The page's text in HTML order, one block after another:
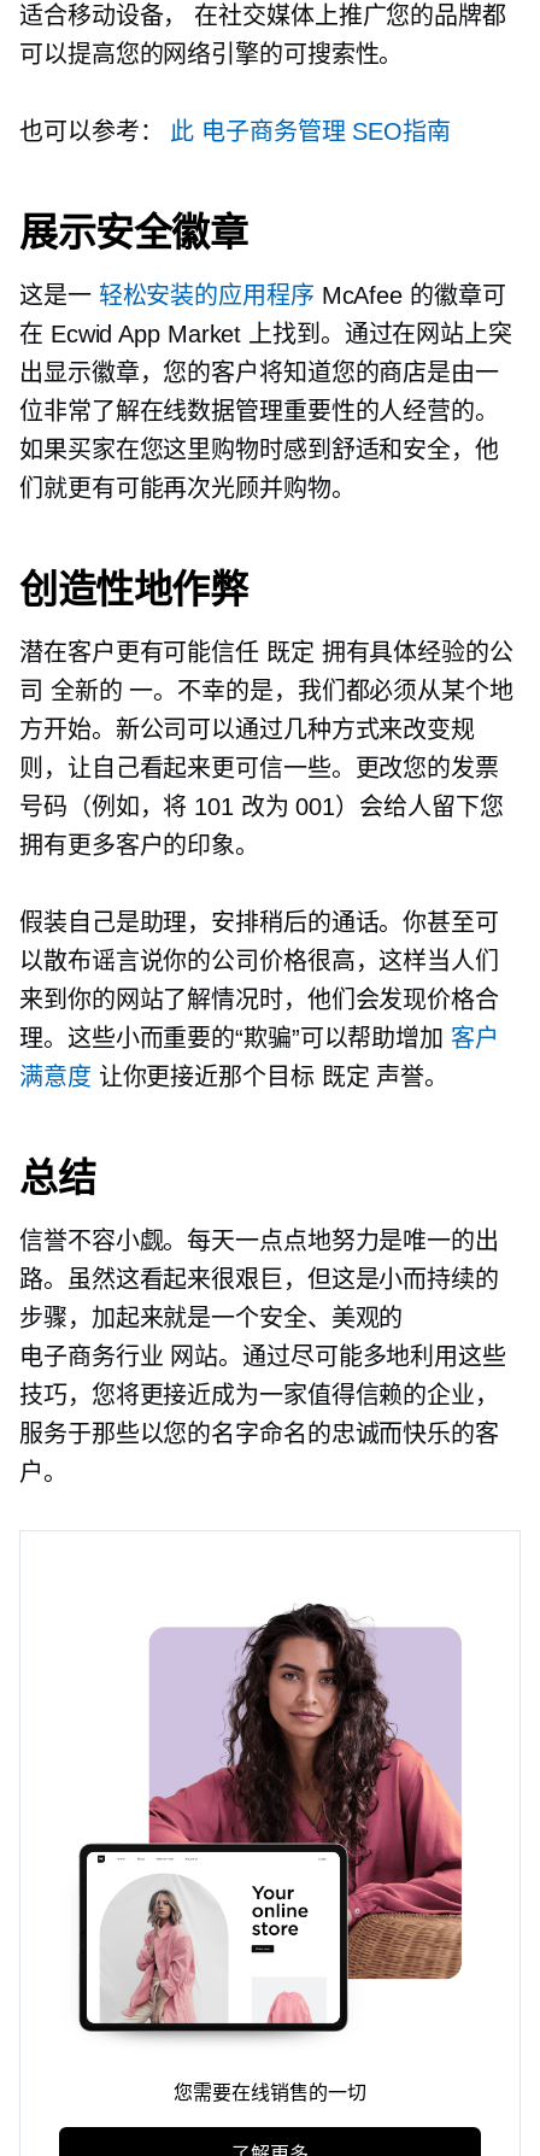
适合移动设备，
在社交媒体上推广您的品牌都
可以提高您的网络引擎的可搜索性。
也可以参考： 此 电子商务管理 SEO指南
展示安全徽章
这是一 轻松安装的应用程序 McAfee 的徽章可
在 Ecwid App Market 上找到。通过在网站上突
出显示徽章，您的客户将知道您的商店是由一
位非常了解在线数据管理重要性的人经营的。
如果买家在您这里购物时感到舒适和安全，他
们就更有可能再次光顾并购物。
创造性地作弊
潜在客户更有可能信任 既定 拥有具体经验的公
司 全新的 一。不幸的是，我们都必须从某个地
方开始。新公司可以通过几种方式来改变规
则，让自己看起来更可信一些。更改您的发票
号码（例如，将 101 改为 001）会给人留下您
拥有更多客户的印象。
假装自己是助理，安排稍后的通话。你甚至可
以散布谣言说你的公司价格很高，这样当人们
来到你的网站了解情况时，他们会发现价格合
理。这些小而重要的“欺骗”可以帮助增加 客户
满意度 让你更接近那个目标 既定 声誉。
总结
信誉不容小觑。每天一点点地努力是唯一的出
路。虽然这看起来很艰巨，但这是小而持续的
步骤，加起来就是一个安全、美观的
电子商务行业 网站。通过尽可能多地利用这些
技巧，您将更接近成为一家值得信赖的企业，
服务于那些以您的名字命名的忠诚而快乐的客
户。
您需要在线销售的一切